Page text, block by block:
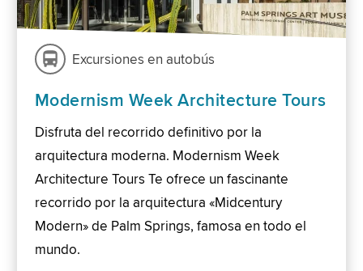
Excursiones en autobús
Modernism Week Architecture Tours
Disfruta del recorrido definitivo por la
arquitectura moderna. Modernism Week
Architecture Tours Te ofrece un fascinante
recorrido por la arquitectura «Midcentury
Modern» de Palm Springs, famosa en todo el
mundo.